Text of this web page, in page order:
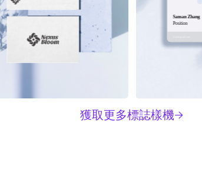
Sansan Zhang
Position
獲取更多標誌樣機